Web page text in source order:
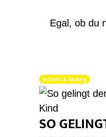
Egal, ob du
Schnitt & Styling
SO